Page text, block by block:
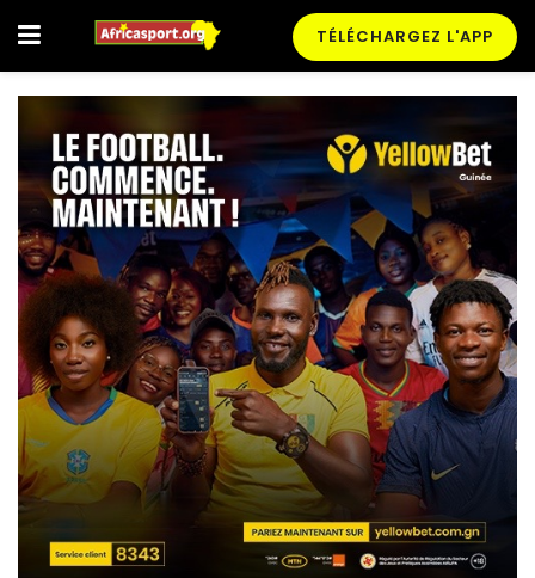
TÉLÉCHARGEZ L'APP